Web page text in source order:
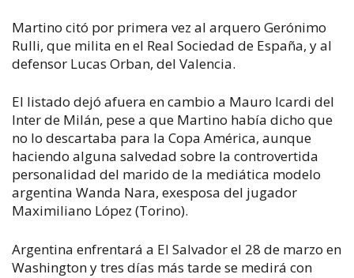
Martino citó por primera vez al arquero Gerónimo
Rulli, que milita en el Real Sociedad de España, y al
defensor Lucas Orban, del Valencia.
El listado dejó afuera en cambio a Mauro Icardi del
Inter de Milán, pese a que Martino había dicho que
no lo descartaba para la Copa América, aunque
haciendo alguna salvedad sobre la controvertida
personalidad del marido de la mediática modelo
argentina Wanda Nara, exesposa del jugador
Maximiliano López (Torino).
Argentina enfrentará a El Salvador el 28 de marzo en
Washington y tres días más tarde se medirá con